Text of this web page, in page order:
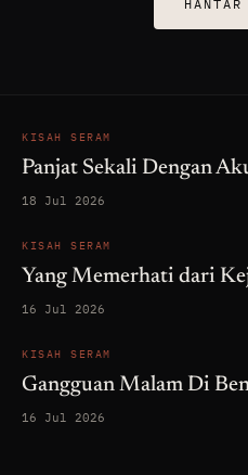
KISAH SERAM
Panjat Sekali Dengan
18 Jul 2026
KISAH SERAM
Yang Memerhati dari
16 Jul 2026
KISAH SERAM
Gangguan Malam Di
16 Jul 2026